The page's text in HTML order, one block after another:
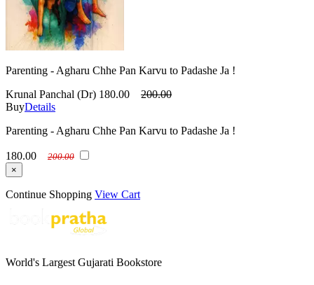
Parenting - Agharu Chhe Pan Karvu to Padashe Ja !
Krunal Panchal (Dr) 180.00
200.00
BuyDetails
Parenting - Agharu Chhe Pan Karvu to Padashe Ja !
180.00
200.00
×
Continue Shopping View Cart
World's Largest Gujarati Bookstore